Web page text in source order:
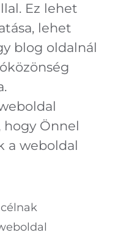
Ez lehet
lehet
blog oldalnál
hogy Önnel
a weboldal